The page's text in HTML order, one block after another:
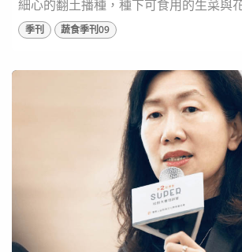
細心的翻土播種，種下可食用的生菜與
一起觀察長成的過程。 用食物，搭起學
橋樑，讓飲食教育變得輕鬆簡單，也能
／食農教育講師 陳崇正 選擇返鄉的契
農夫，在宜蘭員山種植竹筍，他回憶從
季刊 蔬食季刊09